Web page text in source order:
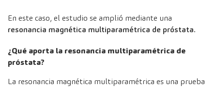
En este caso, el estudio se amplió mediante una
resonancia magnética multiparamétrica de próstata.
¿Qué aporta la resonancia multiparamétrica de
próstata?
La resonancia magnética multiparamétrica es una prueba